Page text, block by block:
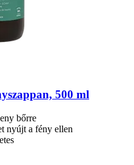
500 ml
bőrre
nyújt a fény ellen